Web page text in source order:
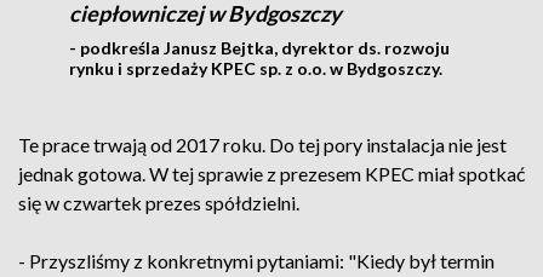
ciepłowniczej w Bydgoszczy
- podkreśla Janusz Bejtka, dyrektor ds. rozwoju
rynku i sprzedaży KPEC sp. z o.o. w Bydgoszczy.
Te prace trwają od 2017 roku. Do tej pory instalacja nie jest
jednak gotowa. W tej sprawie z prezesem KPEC miał spotkać
się w czwartek prezes spółdzielni.
- Przyszliśmy z konkretnymi pytaniami: "Kiedy był termin